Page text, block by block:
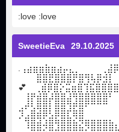
:love :love
SweetieEva 29.10.2025
.⢠⣴⣶⣶⣷⣶⣴⡤⣄⡀
⠀⠀⠀⣿⣿⣟⣿⣿⣿⡟⣿⢻⢧⡿⣺⡇
💕